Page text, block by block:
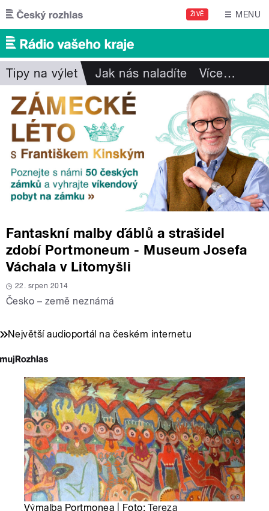
Přejít k hlavnímu obsahu
ŽIVĚ MENU
Tipy na výlet Jak nás naladíte Více…
Fantaskní malby ďáblů a strašidel
zdobí Portmoneum - Museum Josefa
Váchala v Litomyšli
22. srpen 2014
Česko – země neznámá
Největší audioportál na českém internetu
Výmalba Portmonea | Foto:Tereza